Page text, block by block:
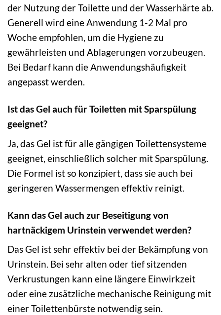
der Nutzung der Toilette und der Wasserhärte ab.
Generell wird eine Anwendung 1-2 Mal pro
Woche empfohlen, um die Hygiene zu
gewährleisten und Ablagerungen vorzubeugen.
Bei Bedarf kann die Anwendungshäufigkeit
angepasst werden.
Ist das Gel auch für Toiletten mit Sparspülung
geeignet?
Ja, das Gel ist für alle gängigen Toilettensysteme
geeignet, einschließlich solcher mit Sparspülung.
Die Formel ist so konzipiert, dass sie auch bei
geringeren Wassermengen effektiv reinigt.
Kann das Gel auch zur Beseitigung von
hartnäckigem Urinstein verwendet werden?
Das Gel ist sehr effektiv bei der Bekämpfung von
Urinstein. Bei sehr alten oder tief sitzenden
Verkrustungen kann eine längere Einwirkzeit
oder eine zusätzliche mechanische Reinigung mit
einer Toilettenbürste notwendig sein.